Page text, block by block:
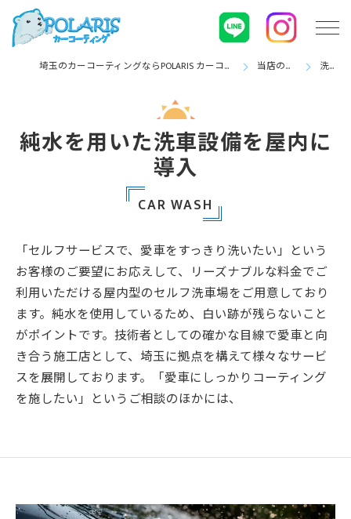
埼玉のカーコーティングならPOLARIS カーコーティング 当店の特徴 洗車
純水を用いた洗車設備を屋内に
導入
CAR WASH
「セルフサービスで、愛車をすっきり洗いたい」という
お客様のご要望にお応えして、リーズナブルな料金でご
利用いただける屋内型のセルフ洗車場をご用意しており
ます。純水を使用しているため、白い跡が残らないこと
がポイントです。技術者としての確かな目線で愛車と向
き合う施工店として、埼玉に拠点を構えて様々なサービ
スを展開しております。「愛車にしっかりコーティング
を施したい」というご相談のほかには、